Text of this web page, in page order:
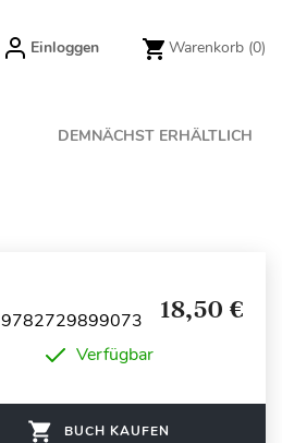
Einloggen Warenkorb (0)
DEMNÄCHST ERHÄLTLICH
9782729899073 18,50 €
Verfügbar
BUCH KAUFEN